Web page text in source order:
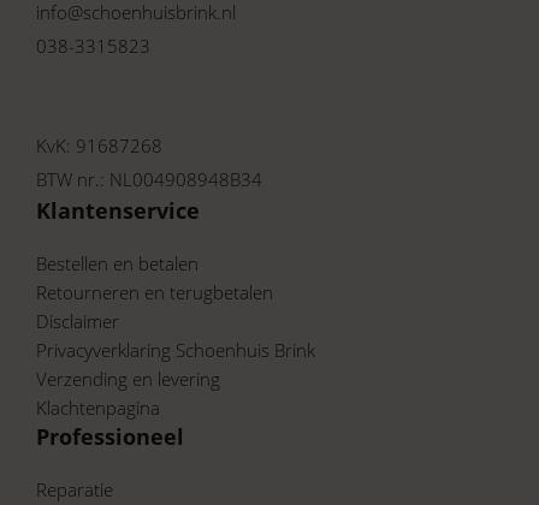
info@schoenhuisbrink.nl
038-3315823
KvK: 91687268
BTW nr.: NL004908948B34
Klantenservice
Bestellen en betalen
Retourneren en terugbetalen
Disclaimer
Privacyverklaring Schoenhuis Brink
Verzending en levering
Klachtenpagina
Professioneel
Reparatie